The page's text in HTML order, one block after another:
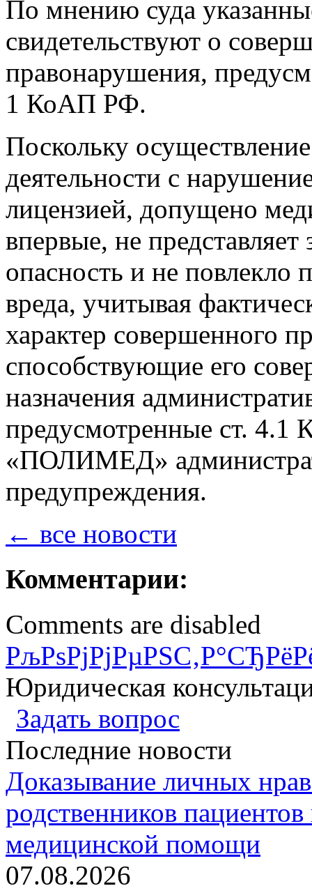
По мнению суда
свидетельствуют о
правонарушения,
1 КоАП РФ.
Поскольку
деятельности с
лицензией, допущено
впервые, не
опасность и не повлекло
вреда, учитывая
характер совершенного
способствующие его
назначения
предусмотренные ст.
«ПОЛИМЕД»
предупреждения.
← все новости
Комментарии:
Comments are disabled
Юридическая
Задать вопрос
Последние новости
Доказывание личных
родственников
медицинской помощи
07.08.2026